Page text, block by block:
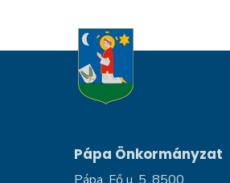
Pápa Önkormányzat